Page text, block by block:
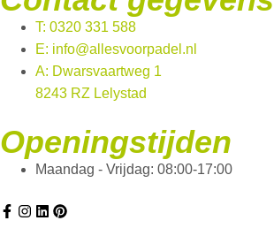
T: 0320 331 588
E: info@allesvoorpadel.nl
A: Dwarsvaartweg 1
8243 RZ Lelystad
Openingstijden
Maandag - Vrijdag: 08:00-17:00